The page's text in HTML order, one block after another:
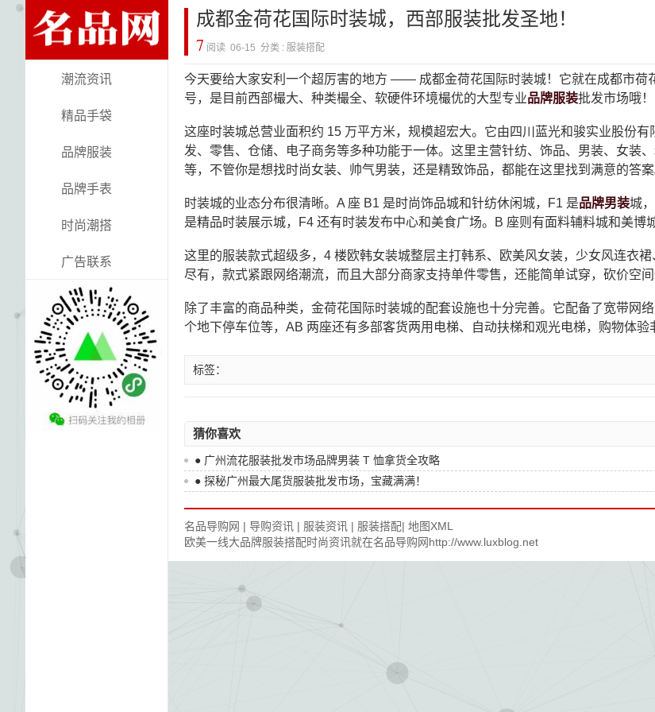
潮流资讯
精品手袋
品牌服装
品牌手表
时尚潮搭
广告联系
成都金荷花国际时装城，西部服装批发圣地！
7 阅读 06-15 分类 : 服装搭配
今天要给大家安利一个超厉害的地方 —— 成都金荷花国际时装城！它就在成都市荷
号，是目前西部樶大、种类樶全、软硬件环境樶优的大型专业品牌服装批发市场哦！
这座时装城总营业面积约 15 万平方米，规模超宏大。它由四川蓝光和骏实业股份有
发、零售、仓储、电子商务等多种功能于一体。这里主营针纺、饰品、男装、女装
等，不管你是想找时尚女装、帅气男装，还是精致饰品，都能在这里找到满意的答案
时装城的业态分布很清晰。A 座 B1 是时尚饰品城和针纺休闲城，F1 是品牌男装城
是精品时装展示城，F4 还有时装发布中心和美食广场。B 座则有面料辅料城和美博城
这里的服装款式超级多，4 楼欧韩女装城整层主打韩系、欧美风女装，少女风连衣
尽有，款式紧跟网络潮流，而且大部分商家支持单件零售，还能简单试穿，砍价空间
除了丰富的商品种类，金荷花国际时装城的配套设施也十分完善。它配备了宽带网
个地下停车位等，AB 两座还有多部客货两用电梯、自动扶梯和观光电梯，购物体验
标签：
猜你喜欢
● 广州流花服装批发市场品牌男装 T 恤拿货全攻略
● 探秘广州最大尾货服装批发市场，宝藏满满！
名品导购网 | 导购资讯 | 服装资讯 | 服装搭配| 地图XML
欧美一线大品牌服装搭配时尚资讯就在名品导购网http://www.luxblog.net